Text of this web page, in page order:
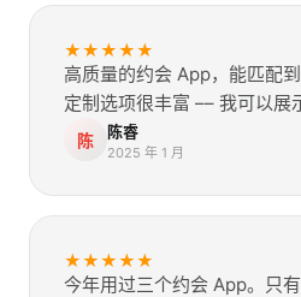
★★★★★
高质量的约会 App，能匹配
定制选项很丰富 –– 我可以展
陈 陈睿
2025 年 1 月
★★★★★
今年用过三个约会 App。只